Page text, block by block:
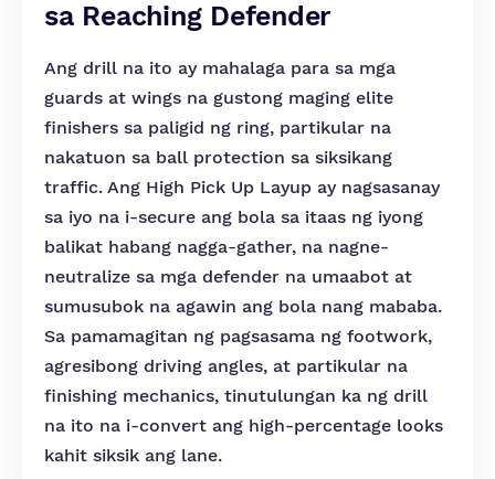
sa Reaching Defender
Ang drill na ito ay mahalaga para sa mga
guards at wings na gustong maging elite
finishers sa paligid ng ring, partikular na
nakatuon sa ball protection sa siksikang
traffic. Ang High Pick Up Layup ay nagsasanay
sa iyo na i-secure ang bola sa itaas ng iyong
balikat habang nagga-gather, na nagne-
neutralize sa mga defender na umaabot at
sumusubok na agawin ang bola nang mababa.
Sa pamamagitan ng pagsasama ng footwork,
agresibong driving angles, at partikular na
finishing mechanics, tinutulungan ka ng drill
na ito na i-convert ang high-percentage looks
kahit siksik ang lane.